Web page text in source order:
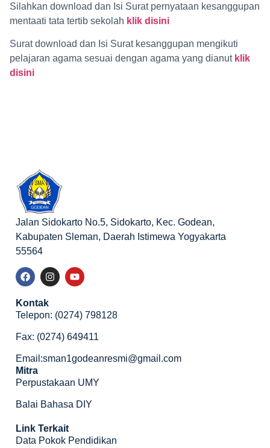
Silahkan download dan Isi Surat pernyataan kesanggupan
mentaati tata tertib sekolah klik disini
Surat download dan Isi Surat kesanggupan mengikuti
pelajaran agama sesuai dengan agama yang dianut klik
disini
Jalan Sidokarto No.5, Sidokarto, Kec. Godean,
Kabupaten Sleman, Daerah Istimewa Yogyakarta
55564
Kontak
Telepon: (0274) 798128
Fax: (0274) 649411
Email:sman1godeanresmi@gmail.com
Mitra
Perpustakaan UMY
Balai Bahasa DIY
Link Terkait
Data Pokok Pendidikan